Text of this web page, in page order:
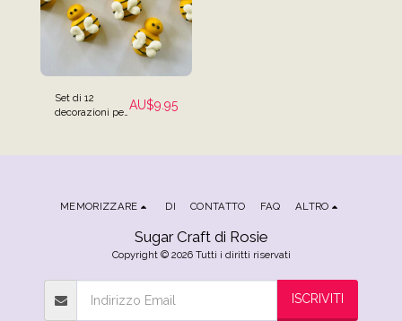
Set di 12
decorazioni per AU$9.95
Sugar Craft di Rosie
Copyright © 2026 Tutti i diritti riservati
MEMORIZZARE DI CONTATTO FAQ ALTRO
ISCRIVITI